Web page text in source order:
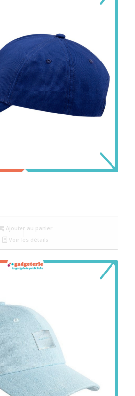
Ajouter au panier
Voir les détails